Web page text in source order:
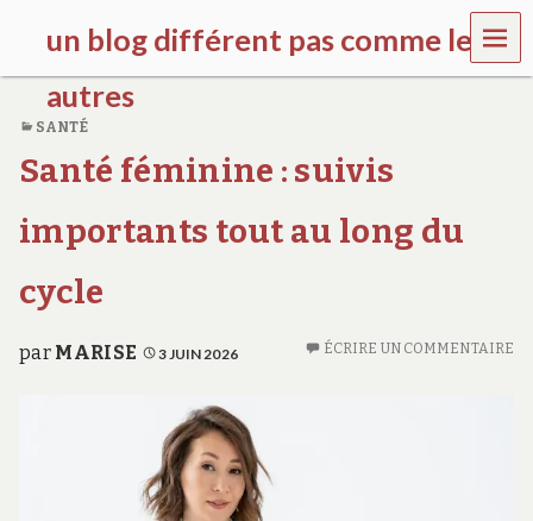
un blog différent pas comme les
autres
d
c
h
d
e
MEN
U
SANTÉ
Santé féminine : suivis
importants tout au long du
cycle
par MARISE 3 JUIN 2026 ÉCRIRE UN COMMENTAIRE